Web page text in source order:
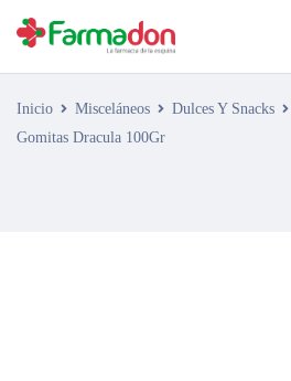
Inicio Misceláneos Dulces Y Snacks
Gomitas Dracula 100Gr